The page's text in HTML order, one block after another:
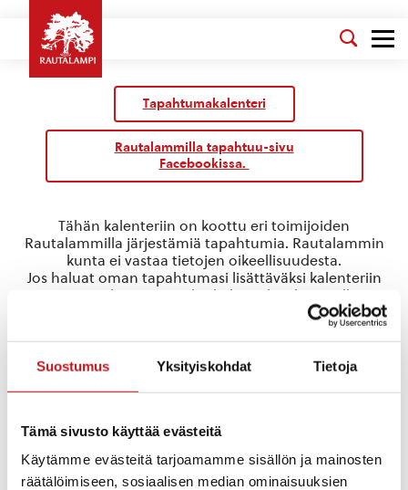
Suostumus Yksityiskohdat Tietoja
Tämä sivusto käyttää evästeitä
Käytämme evästeitä tarjoamamme sisällön ja mainosten
räätälöimiseen, sosiaalisen median ominaisuuksien
Tapahtumakalenteri
Rautalammilla tapahtuu-sivu
Facebookissa.
valuma-aluesuunnitelma
Tapahtumat valuma-aluesuunnitelma
Tapahtumat
NoticeEi tuloksia.
Tähän kalenteriin on koottu eri toimijoiden
Rautalammilla järjestämiä tapahtumia. Rautalammin
kunta ei vastaa tietojen oikeellisuudesta.
Jos haluat oman tapahtumasi lisättäväksi kalenteriin
jätä tapahtuman tiedot linkin takaa löytyvällä